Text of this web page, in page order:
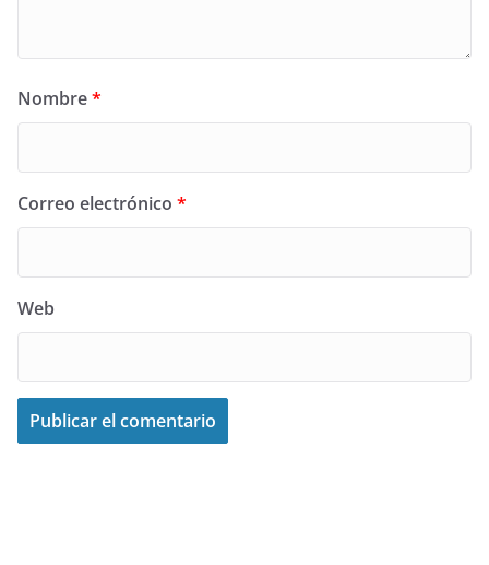
Nombre*
Correo electrónico *
Web